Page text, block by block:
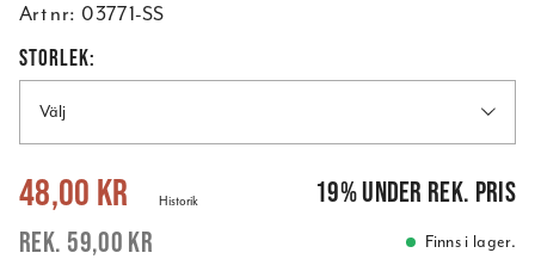
Art nr: 03771-SS
STORLEK:
Välj
Nuvarande pris: 59,00 kr
48,00 kr
59,00 kr
Historik 19%under rek. pris
Finns i lager.